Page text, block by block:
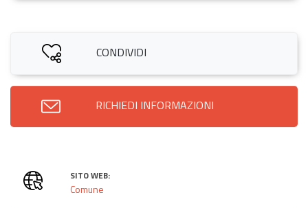
CONDIVIDI
RICHIEDI INFORMAZIONI
SITO WEB:
Comune